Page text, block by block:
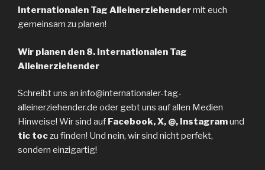
Internationalen Tag Alleinerziehendermit euch
gemeinsam zu planen!
Wir planen den 8. Internationalen Tag
Alleinerziehender
Schreibt uns an info@internationaler-tag-
alleinerziehender.de oder gebt uns auf allen Medien
Hinweise! Wir sind auf Facebook, X, @, Instagramund
tic toczu finden! Und nein, wir sind nicht perfekt,
sondern einzigartig!